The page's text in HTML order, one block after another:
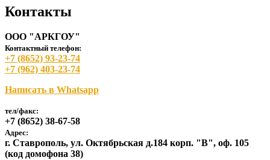
Контакты
ООО "АРКГОУ"
Контактный телефон:
+7 (8652) 93-23-74
+7 (962) 403-23-74
Написать в Whatsapp
тел/факс:
+7 (8652) 38-67-58
Адрес:
г. Ставрополь, ул. Октябрьская д.184 корп. "В", оф. 105
(код домофона 38)